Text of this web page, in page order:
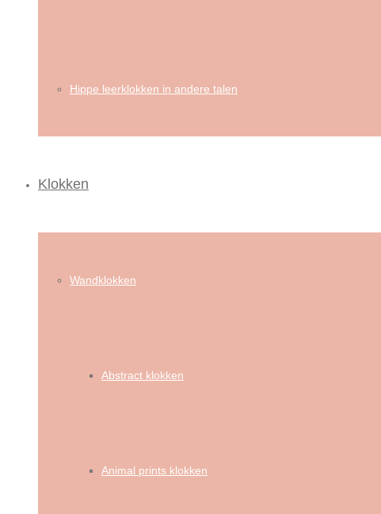
Hippe leerklokken in andere talen
Klokken
Wandklokken
Abstract klokken
Animal prints klokken